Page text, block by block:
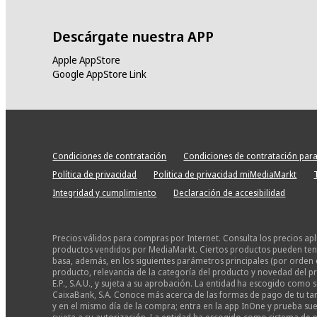
Descárgate nuestra APP
Apple AppStore
Google AppStore Link
Condiciones de contratación Condiciones de contratación
Política de privacidad
Politica de privacidad miMediaMarkt
Integridad y cumplimiento
Declaración de accesibilidad
Precios válidos para compras por Internet. Consulta los precios
productos vendidos por MediaMarkt. Ciertos productos pueden
basa, además, en los siguientes parámetros principales (por
producto, relevancia de la categoría del producto y novedad del
E.P., S.A.U., y sujeta a su aprobación. La entidad ha escogido
CaixaBank, S.A. Conoce más acerca de las formas de pago de tu
y en el mismo día de la compra; entra en la app InOne y prueba